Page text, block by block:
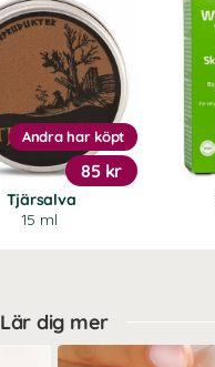
Tjärsalva
15 ml
Andra har köpt
85 kr
Lär dig mer